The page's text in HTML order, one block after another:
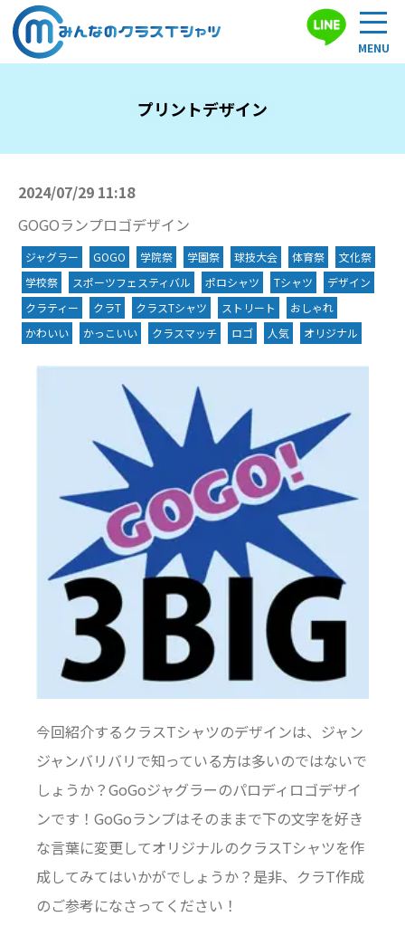
プリントデザイン
2024/07/29 11:18
GOGOランプロゴデザイン
ジャグラー GOGO 学院祭 学園祭 球技大会 体育祭
文化祭
学校祭
スポーツフェスティバル ポロシャツ Tシャツ
デザイン
クラティー
クラT クラスTシャツ ストリート
おしゃれ
かわいい
かっこいい クラスマッチ ロゴ 人気 オリジナル
今回紹介するクラスTシャツのデザインは、ジャン
ジャンバリバリで知っている方は多いのではないで
しょうか？GoGoジャグラーのパロディロゴデザイ
ンです！GoGoランプはそのままで下の文字を好き
な言葉に変更してオリジナルのクラスTシャツを作
成してみてはいかがでしょうか？是非、クラT作成
のご参考になさってください！